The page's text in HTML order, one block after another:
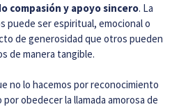
compasión y apoyo sincero. La
puede ser espiritual, emocional o
de generosidad que otros pueden
de manera tangible.
no lo hacemos por reconocimiento
obedecer la llamada amorosa de